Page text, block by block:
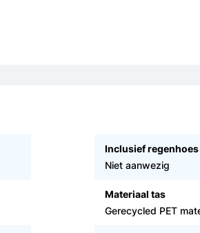
Inclusief regenhoes
Niet aanwezig
Materiaal tas
Gerecycled PET